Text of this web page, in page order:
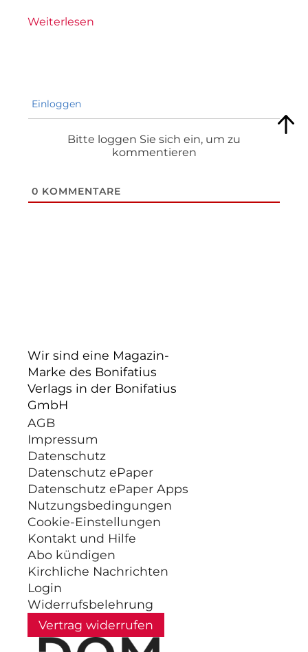
Weiterlesen
Einloggen
Bitte loggen Sie sich ein, um zu
kommentieren
0 KOMMENTARE
Wir sind eine Magazin-
Marke des Bonifatius
Verlags in der Bonifatius
GmbH
AGB
Impressum
Datenschutz
Datenschutz ePaper
Datenschutz ePaper Apps
Nutzungsbedingungen
Cookie-Einstellungen
Kontakt und Hilfe
Abo kündigen
Kirchliche Nachrichten
Login
Widerrufsbelehrung
Vertrag widerrufen